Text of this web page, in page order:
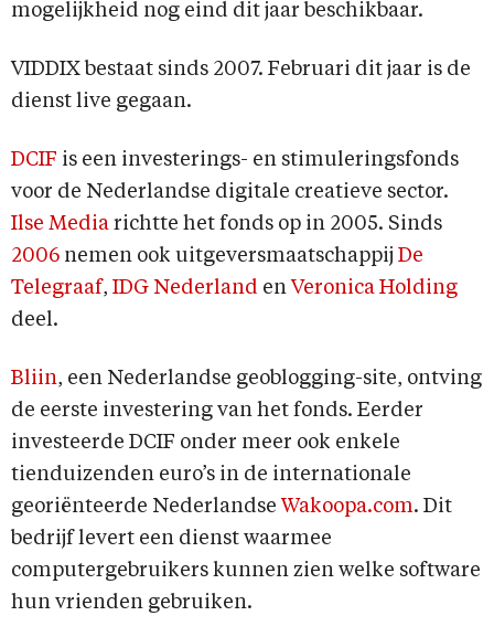
mogelijkheid nog eind dit jaar beschikbaar.
VIDDIX bestaat sinds 2007. Februari dit jaar is de
dienst live gegaan.
DCIF is een investerings- en stimuleringsfonds
voor de Nederlandse digitale creatieve sector.
Ilse Media richtte het fonds op in 2005. Sinds
2006 nemen ook uitgeversmaatschappij De
Telegraaf, IDG Nederland en Veronica Holding
deel.
Bliin, een Nederlandse geoblogging-site, ontving
de eerste investering van het fonds. Eerder
investeerde DCIF onder meer ook enkele
tienduizenden euro’s in de internationale
georiënteerde Nederlandse Wakoopa.com. Dit
bedrijf levert een dienst waarmee
computergebruikers kunnen zien welke software
hun vrienden gebruiken.